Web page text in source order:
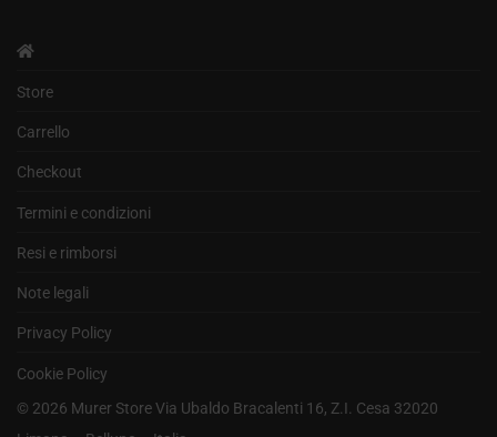
Store
Carrello
Checkout
Termini e condizioni
Resi e rimborsi
Note legali
Privacy Policy
Cookie Policy
© 2026 Murer Store Via Ubaldo Bracalenti 16, Z.I. Cesa 32020